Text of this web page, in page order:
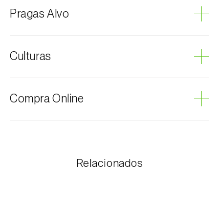
Pragas Alvo
Mosquitos
Culturas
Compra Online
Relacionados